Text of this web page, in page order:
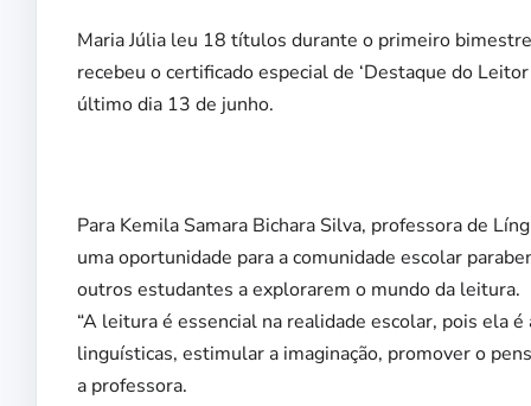
Maria Júlia leu 18 títulos durante o primeiro
recebeu o certificado especial de ‘Destaque do
último dia 13 de junho.
Para Kemila Samara Bichara Silva, professora de
uma oportunidade para a comunidade escolar
outros estudantes a explorarem o mundo da leitura.
“A leitura é essencial na realidade escolar, pois ela
linguísticas, estimular a imaginação, promover o
a professora.